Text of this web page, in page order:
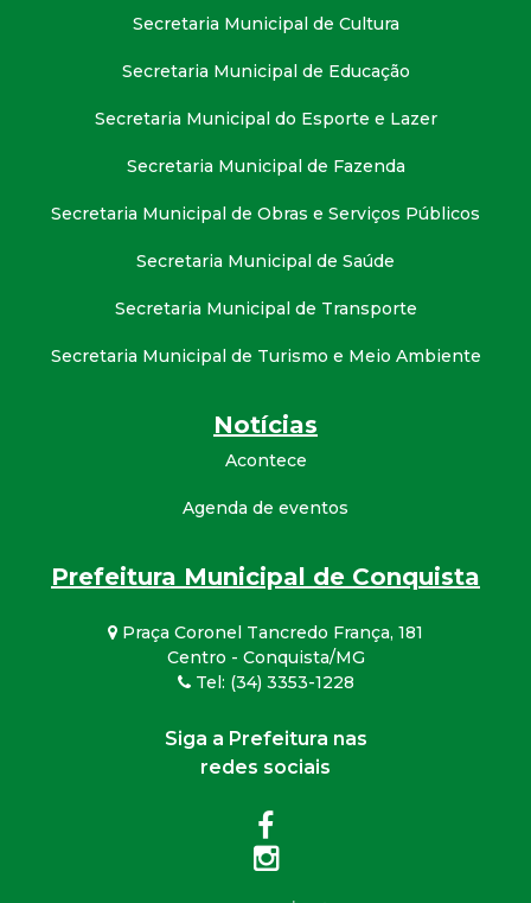
Secretaria Municipal de Cultura
Secretaria Municipal de Educação
Secretaria Municipal do Esporte e Lazer
Secretaria Municipal de Fazenda
Secretaria Municipal de Obras e Serviços Públicos
Secretaria Municipal de Saúde
Secretaria Municipal de Transporte
Secretaria Municipal de Turismo e Meio Ambiente
Notícias
Acontece
Agenda de eventos
Prefeitura Municipal de Conquista
Praça Coronel Tancredo França, 181
Centro - Conquista/MG
Tel: (34) 3353-1228
Siga a Prefeitura nas
redes sociais